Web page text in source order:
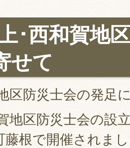
･西和賀地
せて
区防災士会の発足
地区防災士会の設
藤根で開催されま